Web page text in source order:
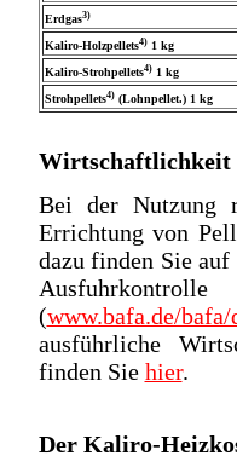
Erdgas3)
Kaliro-Holzpellets4)1 kg
Kaliro-Strohpellets4)1 kg
Strohpellets4)(Lohnpellet.) 1 kg
Wirtschaftlichkeit
Bei der Nutzung
Errichtung von
dazu finden Sie
Ausfuhrkontrolle
(www.bafa.de/
ausführliche
finden Sie hier.
Der Kaliro-